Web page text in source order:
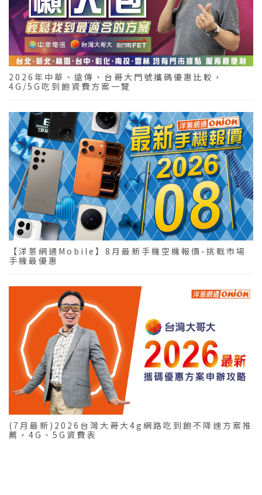
2026年中華、遠傳、台哥大門號攜碼優惠比較，
4G/5G吃到飽資費方案一覽
【洋蔥網通Mobile】8月最新手機空機報價-挑戰市場
手機最優惠
(7月最新)2026台灣大哥大4g網路吃到飽不降速方案推
薦，4G、5G資費表